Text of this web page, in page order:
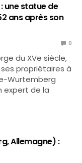
une statue de
ans après son
0
du XVe siècle,
propriétaires à
Wurtemberg
expert de la
Allemagne) :